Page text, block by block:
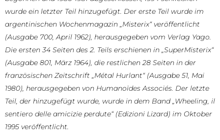
wurde ein letzter Teil hinzugefügt. Der erste Teil wurde im
argentinischen Wochenmagazin „Misterix“ veröffentlicht
(Ausgabe 700, April 1962), herausgegeben vom Verlag Yago.
Die ersten 34 Seiten des 2. Teils erschienen in „SuperMisterix“
(Ausgabe 801, März 1964), die restlichen 28 Seiten in der
französischen Zeitschrift „Métal Hurlant“ (Ausgabe 51, Mai
1980), herausgegeben von Humanoïdes Associés. Der letzte
Teil, der hinzugefügt wurde, wurde in dem Band „Wheeling, il
sentiero delle amicizie perdute“ (Edizioni Lizard) im Oktober
1995 veröffentlicht.